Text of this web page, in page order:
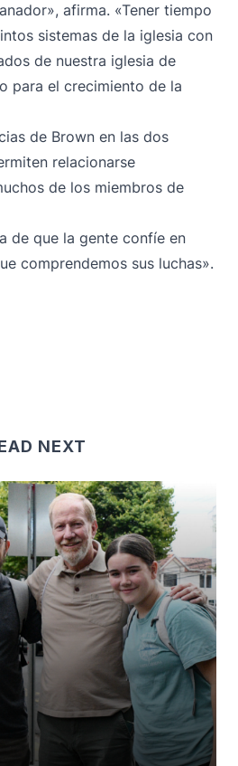
afirma. «Tener tiempo
sistemas de la iglesia con
de nuestra iglesia de
para el crecimiento de la
de Brown en las dos
relacionarse
de los miembros de
de que la gente confíe en
comprendemos sus luchas».
NEXT